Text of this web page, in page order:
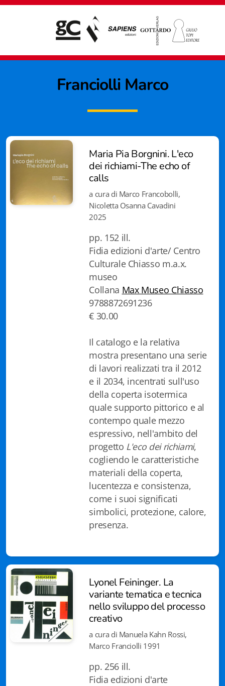
Franciolli Marco
Maria Pia Borgnini. L'eco
dei richiami-The echo of
calls
a cura di Marco Francobolli,
Nicoletta Osanna Cavadini
2025
pp. 152 ill.
Fidia edizioni d'arte/ Centro
Culturale Chiasso m.a.x.
museo
Collana Max Museo Chiasso
9788872691236
€ 30.00
Il catalogo e la relativa
mostra presentano una serie
di lavori realizzati tra il 2012
e il 2034, incentrati sull'uso
della coperta isotermica
quale supporto pittorico e al
contempo quale mezzo
espressivo, nell'ambito del
progetto L'eco dei richiami,
cogliendo le caratteristiche
materiali della coperta,
lucentezza e consistenza,
come i suoi significati
simbolici, protezione, calore,
presenza.
Lyonel Feininger. La
variante tematica e tecnica
nello sviluppo del processo
creativo
a cura di Manuela Kahn Rossi,
Marco Franciolli 1991
pp. 256 ill.
Fidia edizioni d'arte
Giampiero Casagrande editore
Biblioteca letteraria Nord-Sud
EJO- European Journalism Observatory
iQuaderni - fondazioneculturalecollinadoro
Istituzioni - Società - Cittadini
Storia
Spyra
Testi scolastici
Varia